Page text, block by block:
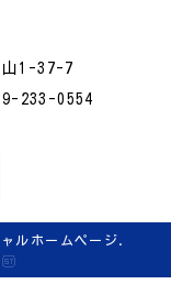
1-37-7
233-0554
ルホームページ.